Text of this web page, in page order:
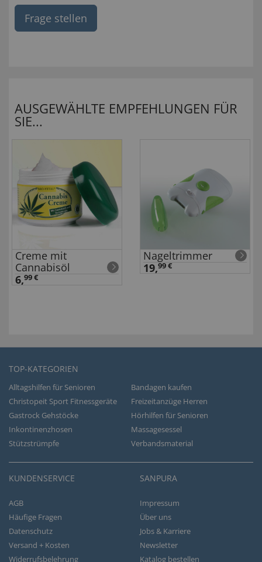
Frage stellen
AUSGEWÄHLTE EMPFEHLUNGEN FÜR
SIE...
Creme mit
Cannabisöl
6,99 €
Nageltrimmer
19,99 €
TOP-KATEGORIEN
Alltagshilfen für Senioren
Bandagen kaufen
Christopeit Sport Fitnessgeräte
Freizeitanzüge Herren
Gastrock Gehstöcke
Hörhilfen für Senioren
Inkontinenzhosen
Massagesessel
Stützstrümpfe
Verbandsmaterial
KUNDENSERVICE
AGB
Häufige Fragen
Datenschutz
Versand + Kosten
Widerrufsbelehrung
SANPURA
Impressum
Über uns
Jobs & Karriere
Newsletter
Katalog bestellen